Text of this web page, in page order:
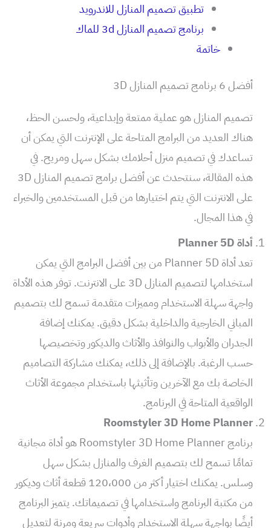
تطبيق تصميم المنازل للاندرويد
برنامج تصميم المنازل 3d للماك
خاتمة
أفضل 6 برنامج تصميم المنازل 3D
تصميم المنازل هو عملية ممتعة وإبداعية، ولحسن الحظ،
هناك العديد من البرامج المتاحة على الإنترنت التي يمكن أن
تساعدك في تصميم منزل أحلامك بشكل سهل ومريح. في
هذه المقالة، سنتحدث عن أفضل برامج تصميم المنازل 3D
على الانترنت التي يتم اختيارها من قبل المستخدمين والخبراء
في هذا المجال.
أداة Planner 5D
تعد أداة Planner 5D من بين أفضل البرامج التي يمكن
استخدامها لتصميم المنازل 3D على الانترنت. توفر هذه الأداة
واجهة سهلة الاستخدام ومميزات متقدمة تسمح لك بتصميم
المباني الخارجية والداخلية بشكل دقيق. يمكنك إضافة
الجدران والأبواب والنوافذ والأثاث والديكور وتخصيصها
حسب الرغبة. بالإضافة إلى ذلك، يمكنك مشاركة التصاميم
الخاصة بك مع الآخرين وتأثيثها باستخدام مجموعة الأثاث
الواقعية المتاحة في البرنامج.
Roomstyler 3D Home Planner
برنامج Roomstyler 3D Home Planner هو أداة مجانية
تمامًا تسمح لك بتصميم الغرف والمنازل بشكل سهل
وسلس. يمكنك اختيار أكثر من 120،000 قطعة أثاث وديكور
من مكتبة البرنامج واستخدامها في تصميماتك. يتميز البرنامج
أيضًا بواجهة سهلة الاستخدام وأدوات سريعة ومرنة لتعديل